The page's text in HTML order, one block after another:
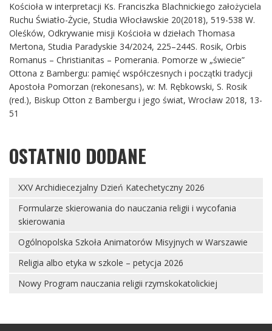
Kościoła w interpretacji Ks. Franciszka Blachnickiego założyciela
Ruchu Światło-Życie, Studia Włocławskie 20(2018), 519-538 W.
Oleśków, Odkrywanie misji Kościoła w dziełach Thomasa
Mertona, Studia Paradyskie 34/2024, 225–244S. Rosik, Orbis
Romanus – Christianitas – Pomerania. Pomorze w „świecie”
Ottona z Bambergu: pamięć współczesnych i początki tradycji
Apostoła Pomorzan (rekonesans), w: M. Rębkowski, S. Rosik
(red.), Biskup Otton z Bambergu i jego świat, Wrocław 2018, 13-
51
OSTATNIO DODANE
XXV Archidiecezjalny Dzień Katechetyczny 2026
Formularze skierowania do nauczania religii i wycofania
skierowania
Ogólnopolska Szkoła Animatorów Misyjnych w Warszawie
Religia albo etyka w szkole – petycja 2026
Nowy Program nauczania religii rzymskokatolickiej